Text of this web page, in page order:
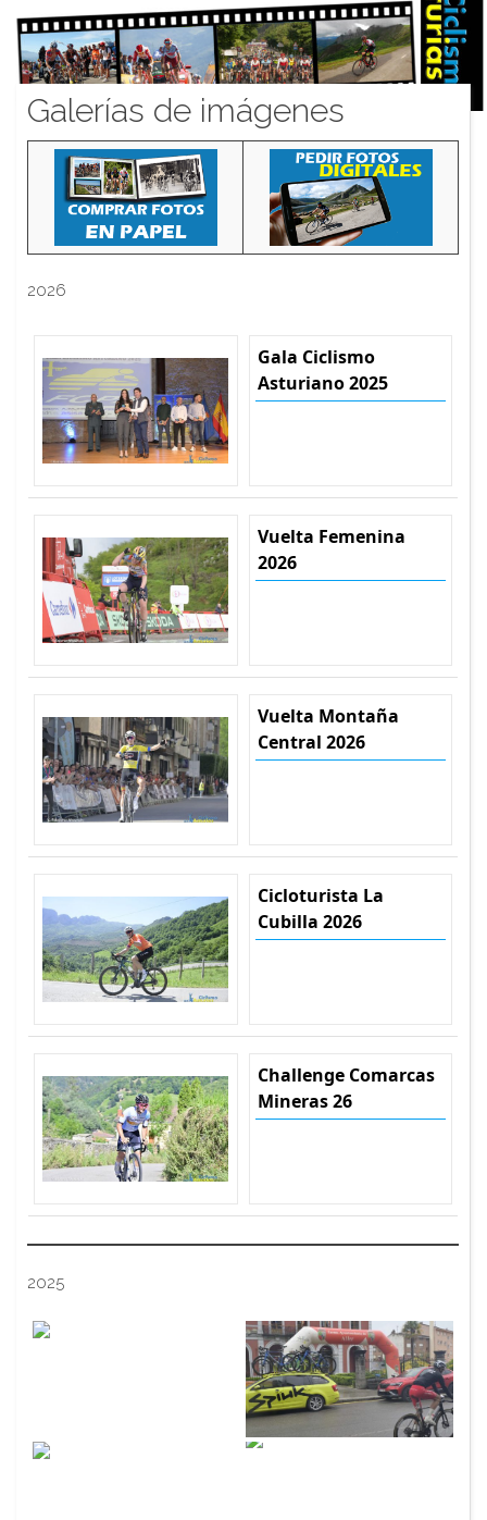
Galerías de imágenes
2026
Gala Ciclismo
Asturiano 2025
Vuelta Femenina
2026
Vuelta Montaña
Central 2026
Cicloturista La
Cubilla 2026
Challenge Comarcas
Mineras 26
2025